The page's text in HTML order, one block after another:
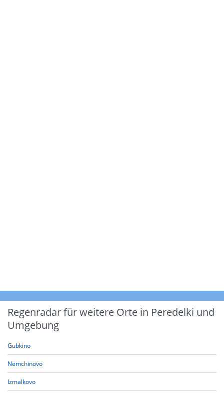
Regenradar für weitere Orte in Peredelki und
Umgebung
Gubkino
Nemchinovo
Izmalkovo